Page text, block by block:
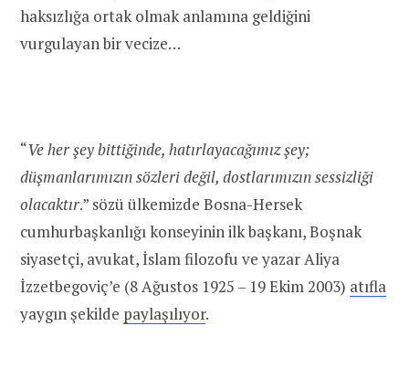
haksızlığa ortak olmak anlamına geldiğini
vurgulayan bir vecize…
“Ve her şey bittiğinde, hatırlayacağımız şey;
düşmanlarımızın sözleri değil, dostlarımızın sessizliği
olacaktır.” sözü ülkemizde Bosna-Hersek
cumhurbaşkanlığı konseyinin ilk başkanı, Boşnak
siyasetçi, avukat, İslam filozofu ve yazar Aliya
İzzetbegoviç’e (8 Ağustos 1925 – 19 Ekim 2003) atıfla
yaygın şekilde paylaşılıyor.